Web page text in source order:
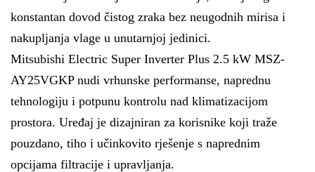
konstantan dovod čistog zraka bez neugodnih mirisa i
nakupljanja vlage u unutarnjoj jedinici.
Mitsubishi Electric Super Inverter Plus 2.5 kW MSZ-
AY25VGKP nudi vrhunske performanse, naprednu
tehnologiju i potpunu kontrolu nad klimatizacijom
prostora. Uređaj je dizajniran za korisnike koji traže
pouzdano, tiho i učinkovito rješenje s naprednim
opcijama filtracije i upravljanja.